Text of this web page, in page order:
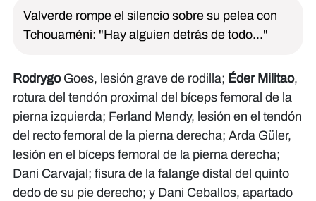
Valverde rompe el silencio sobre su pelea con
Tchouaméni: "Hay alguien detrás de todo..."
Rodrygo Goes, lesión grave de rodilla; Éder Militao,
rotura del tendón proximal del bíceps femoral de la
pierna izquierda; Ferland Mendy, lesión en el tendón
del recto femoral de la pierna derecha; Arda Güler,
lesión en el bíceps femoral de la pierna derecha;
Dani Carvajal; fisura de la falange distal del quinto
dedo de su pie derecho; y Dani Ceballos, apartado